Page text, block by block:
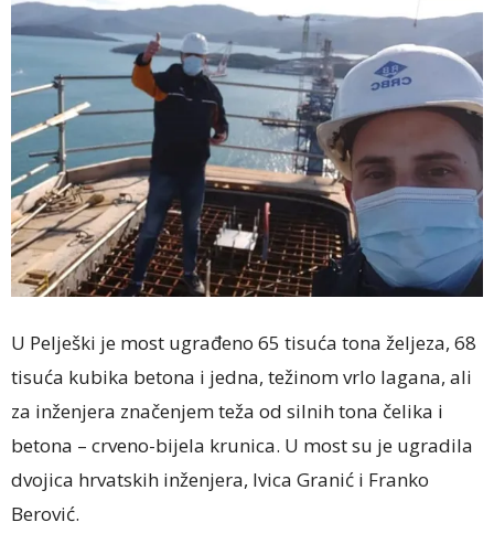
U Pelješki je most ugrađeno 65 tisuća tona željeza, 68
tisuća kubika betona i jedna, težinom vrlo lagana, ali
za inženjera značenjem teža od silnih tona čelika i
betona – crveno-bijela krunica. U most su je ugradila
dvojica hrvatskih inženjera, Ivica Granić i Franko
Berović.